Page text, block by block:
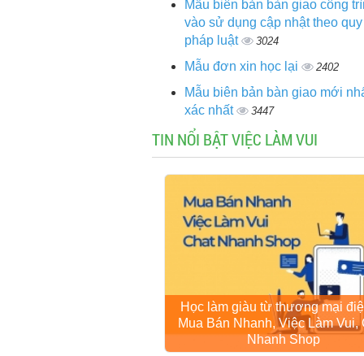
Mẫu biên bản bàn giao công
vào sử dụng cập nhật theo
pháp luật
3024
Mẫu đơn xin học lại 2402
Mẫu biên bản bàn giao mới
xác nhất
3447
TIN NỔI BẬT VIỆC LÀM VUI
Học làm giàu từ thương mại
Mua Bán Nhanh, Việc Làm Vui,
Nhanh Shop